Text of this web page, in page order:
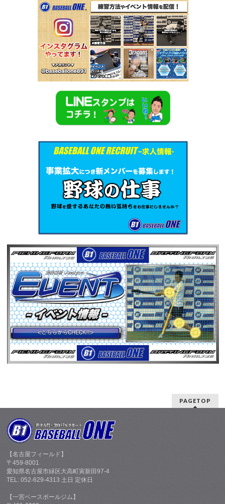
PAGETOP
【名古屋フィールド】
〒459-8001
愛知県名古屋市緑区大高町寅新田97-4
TEL: 052-629-4313 土日 定休日
【一宮ベースボールジム】